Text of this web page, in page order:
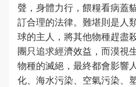
聲，身體力行，餵糧看病蓋
訂合理的法律。難堪則是人
球的主人，將其他物種趕盡
團只追求經濟效益，而漠視
物種的滅絕，最終都會影響
化、海水污染、空氣污染、